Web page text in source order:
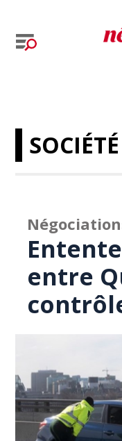
SOCIÉTÉ
entre